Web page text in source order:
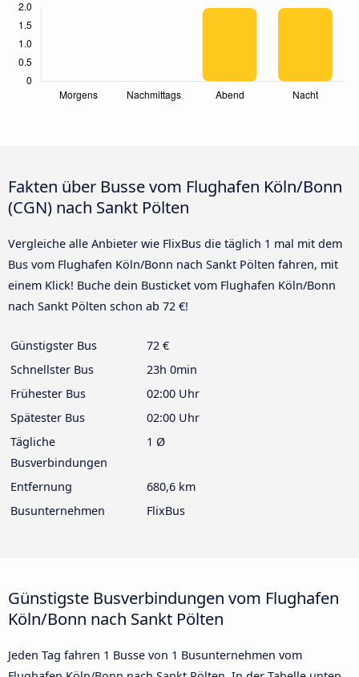
Fakten über Busse vom Flughafen Köln/Bonn
(CGN) nach Sankt Pölten
Vergleiche alle Anbieter wie FlixBus die täglich 1 mal mit dem
Bus vom Flughafen Köln/Bonn nach Sankt Pölten fahren, mit
einem Klick! Buche dein Busticket vom Flughafen Köln/Bonn
nach Sankt Pölten schon ab 72 €!
Günstigster Bus
72 €
Schnellster Bus
23h 0min
Frühester Bus
02:00 Uhr
Spätester Bus
02:00 Uhr
Tägliche
Busverbindungen
1 Ø
Entfernung
680,6 km
Busunternehmen
FlixBus
Günstigste Busverbindungen vom Flughafen
Köln/Bonn nach Sankt Pölten
Jeden Tag fahren 1 Busse von 1 Busunternehmen vom